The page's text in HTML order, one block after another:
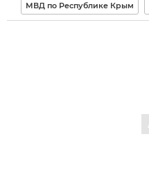
МВД по Республике Крым